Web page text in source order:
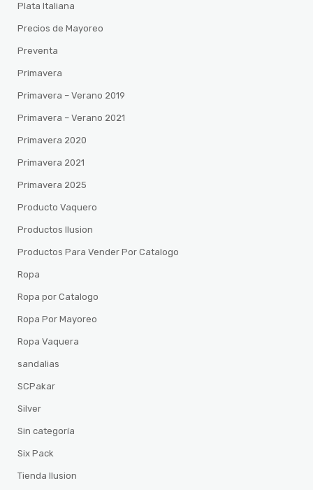
Plata Italiana
Precios de Mayoreo
Preventa
Primavera
Primavera – Verano 2019
Primavera – Verano 2021
Primavera 2020
Primavera 2021
Primavera 2025
Producto Vaquero
Productos Ilusion
Productos Para Vender Por Catalogo
Ropa
Ropa por Catalogo
Ropa Por Mayoreo
Ropa Vaquera
sandalias
SCPakar
Silver
Sin categoría
Six Pack
Tienda Ilusion